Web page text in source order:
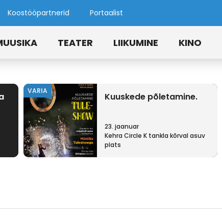
Koostööpartnerid Portaalist
TEATER LIIKUMINE KINO
VARIA
Kuuskede põletamine.
23. jaanuar
Kehra Circle K tankla kõrval asuv
plats